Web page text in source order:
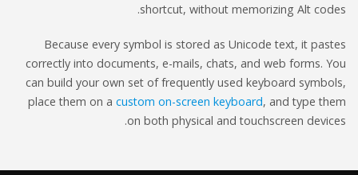
shortcut, without memorizing Alt codes.
Because every symbol is stored as Unicode text, it pastes
correctly into documents, e-mails, chats, and web forms. You
can build your own set of frequently used keyboard symbols,
place them on a custom on-screen keyboard, and type them
on both physical and touchscreen devices.